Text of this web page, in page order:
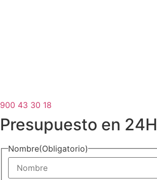
900 43 30 18
Presupuesto en 24H
Nombre(Obligatorio)